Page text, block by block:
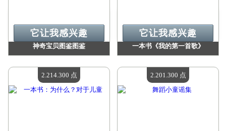
神奇宝贝图鉴图鉴
现有数量：4
它让我感兴趣
一本书《我的第一首歌》
现有数量：4
它让我感兴趣
2.214.300 点 2.201.300 点